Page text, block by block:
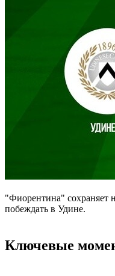
"Фиорентина" сохраняет
побеждать в Удине.
Ключевые